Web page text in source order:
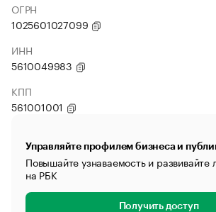
ОГРН
1025601027099
ИНН
5610049983
КПП
561001001
Управляйте профилем бизнеса и
Повышайте узнаваемость и развивайте
на РБК
Получить доступ